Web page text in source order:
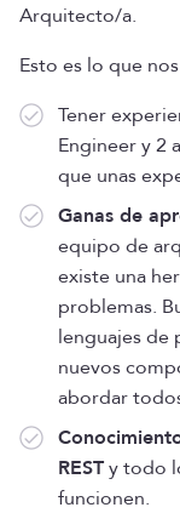
Arquitecto/a.
Esto es lo que
Tener
Engineer y 2
que unas
Ganas de
equipo de
existe una
problemas.
lenguajes de
nuevos
abordar
RESTy todo
funcionen.